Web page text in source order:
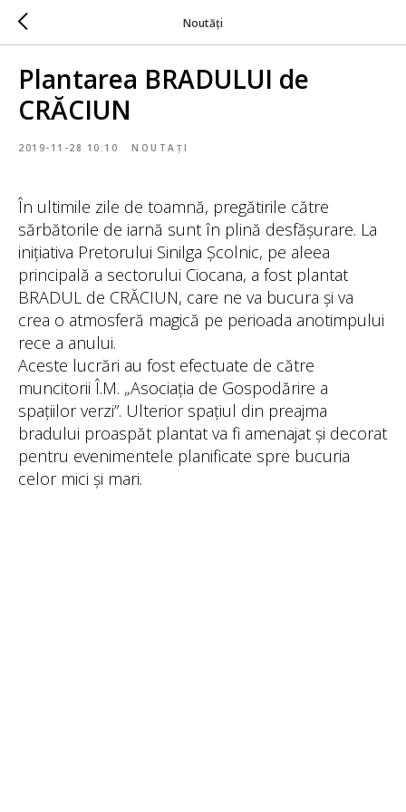
Noutăți
Plantarea BRADULUI de
CRĂCIUN
2019-11-28 10:10 NOUTAȚI
În ultimile zile de toamnă, pregătirile către
sărbătorile de iarnă sunt în plină desfășurare. La
inițiativa Pretorului Sinilga Școlnic, pe aleea
principală a sectorului Ciocana, a fost plantat
BRADUL de CRĂCIUN, care ne va bucura și va
crea o atmosferă magică pe perioada anotimpului
rece a anului.
Aceste lucrări au fost efectuate de către
muncitorii Î.M. „Asociația de Gospodărire a
spațiilor verzi”. Ulterior spațiul din preajma
bradului proaspăt plantat va fi amenajat și decorat
pentru evenimentele planificate spre bucuria
celor mici și mari.